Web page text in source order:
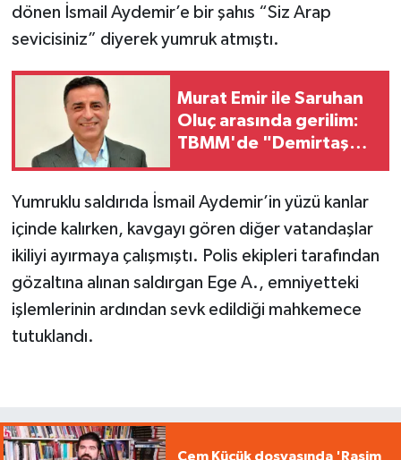
dönen İsmail Aydemir’e bir şahıs “Siz Arap
sevicisiniz” diyerek yumruk atmıştı.
Murat Emir ile Saruhan
Oluç arasında gerilim:
TBMM'de "Demirtaş
Yumruklu saldırıda İsmail Aydemir’in yüzü kanlar
içinde kalırken, kavgayı gören diğer vatandaşlar
ikiliyi ayırmaya çalışmıştı. Polis ekipleri tarafından
gözaltına alınan saldırgan Ege A., emniyetteki
işlemlerinin ardından sevk edildiği mahkemece
tutuklandı.
Cem Küçük dosyasında 'Rasim